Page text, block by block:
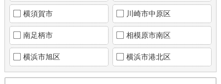
横須賀市 川崎市中原区
南足柄市 相模原市南区
横浜市旭区 横浜市港北区